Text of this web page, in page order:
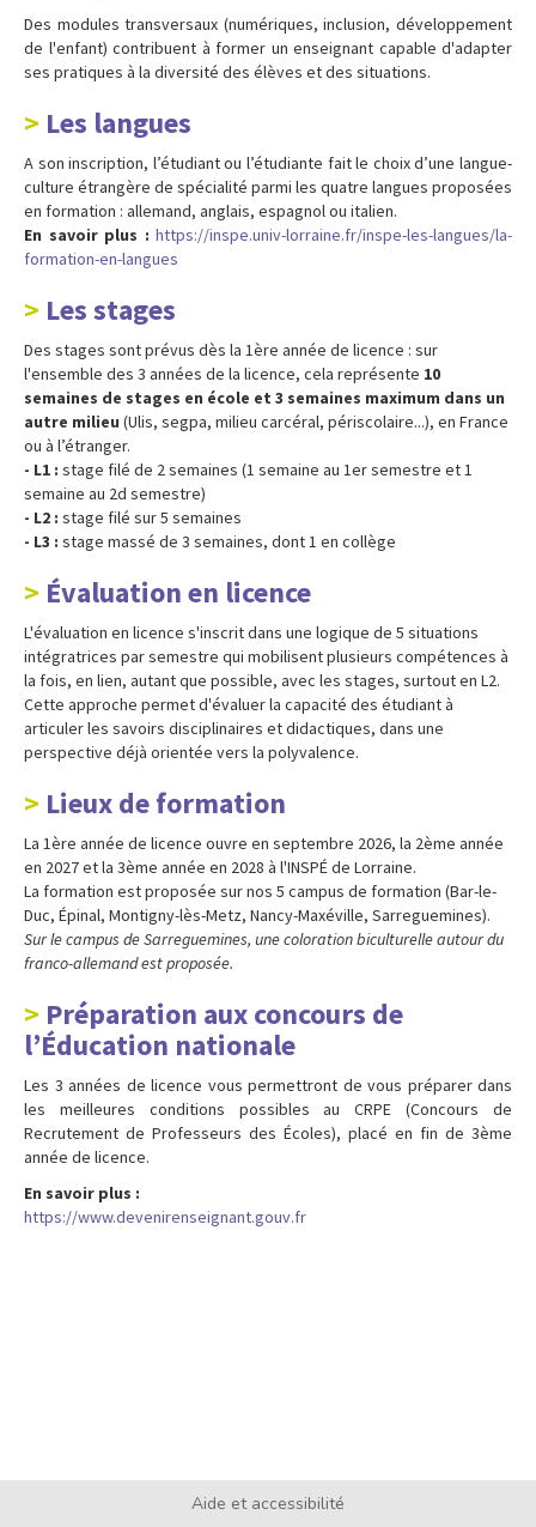
Des modules transversaux (numériques, inclusion, développement
de l'enfant) contribuent à former un enseignant capable d'adapter
ses pratiques à la diversité des élèves et des situations.
Les langues
A son inscription, l’étudiant ou l’étudiante fait le choix d’une langue-
culture étrangère de spécialité parmi les quatre langues proposées
en formation : allemand, anglais, espagnol ou italien.
En savoir plus : https://inspe.univ-lorraine.fr/inspe-les-langues/la-
formation-en-langues
Les stages
Des stages sont prévus dès la 1ère année de licence : sur
l'ensemble des 3 années de la licence, cela représente 10
semaines de stages en école et 3 semaines maximum dans un
autre milieu (Ulis, segpa, milieu carcéral, périscolaire...), en France
ou à l’étranger.
- L1 : stage filé de 2 semaines (1 semaine au 1er semestre et 1
semaine au 2d semestre)
- L2 : stage filé sur 5 semaines
- L3 : stage massé de 3 semaines, dont 1 en collège
Évaluation en licence
L'évaluation en licence s'inscrit dans une logique de 5 situations
intégratrices par semestre qui mobilisent plusieurs compétences à
la fois, en lien, autant que possible, avec les stages, surtout en L2.
Cette approche permet d'évaluer la capacité des étudiant à
articuler les savoirs disciplinaires et didactiques, dans une
perspective déjà orientée vers la polyvalence.
Lieux de formation
La 1ère année de licence ouvre en septembre 2026, la 2ème année
en 2027 et la 3ème année en 2028 à l'INSPÉ de Lorraine.
La formation est proposée sur nos 5 campus de formation (Bar-le-
Duc, Épinal, Montigny-lès-Metz, Nancy-Maxéville, Sarreguemines).
Sur le campus de Sarreguemines, une coloration biculturelle autour du
franco-allemand est proposée.
Préparation aux concours de
l’Éducation nationale
Les 3 années de licence vous permettront de vous préparer dans
les meilleures conditions possibles au CRPE (Concours de
Recrutement de Professeurs des Écoles), placé en fin de 3ème
année de licence.
En savoir plus :
https://www.devenirenseignant.gouv.fr
Aide et accessibilité